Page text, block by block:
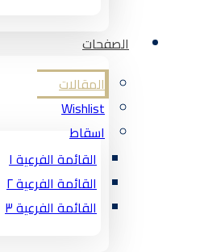
الصفحات
المقالات
Wishlist
اسقاط
القائمة الفرعية ١
القائمة الفرعية ٢
القائمة الفرعية ٣